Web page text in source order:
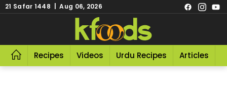
21 Safar 1448 | Aug 06, 2026
Recipes Videos Urdu Recipes Articles